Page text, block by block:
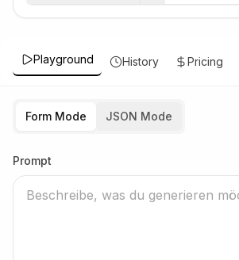
Playground History Pricing
Form Mode JSON Mode
Prompt